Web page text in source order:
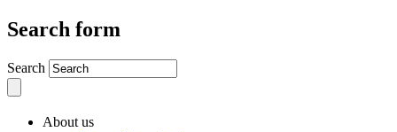
Search form
Search
About us